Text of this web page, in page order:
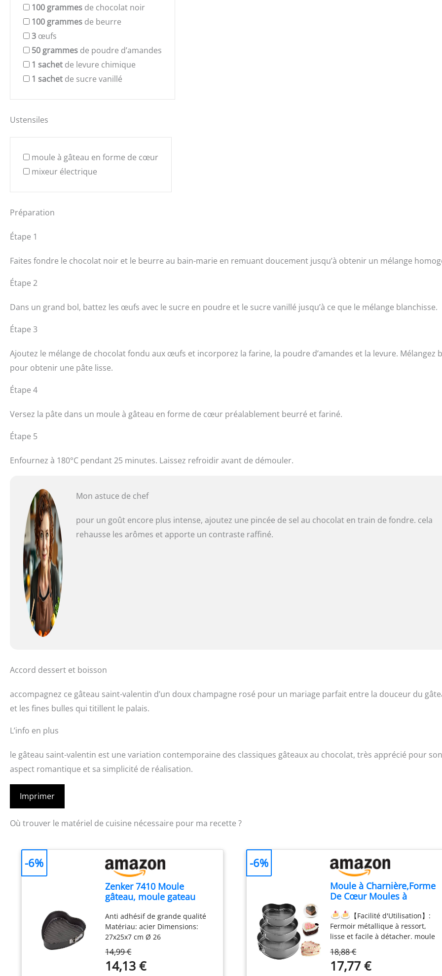
100 grammes de chocolat noir
100 grammes de beurre
3 œufs
50 grammes de poudre d’amandes
1 sachet de levure chimique
1 sachet de sucre vanillé
Ustensiles
moule à gâteau en forme de cœur
mixeur électrique
Préparation
Étape 1
Faites fondre le chocolat noir et le beurre au bain-marie en remuant doucement jusqu’à obtenir un mélange
Étape 2
Dans un grand bol, battez les œufs avec le sucre en poudre et le sucre vanillé jusqu’à ce que le mélange blanchisse.
Étape 3
Ajoutez le mélange de chocolat fondu aux œufs et incorporez la farine, la poudre d’amandes et la levure. Mélangez
pour obtenir une pâte lisse.
Étape 4
Versez la pâte dans un moule à gâteau en forme de cœur préalablement beurré et fariné.
Étape 5
Enfournez à 180°C pendant 25 minutes. Laissez refroidir avant de démouler.
Mon astuce de chef
pour un goût encore plus intense, ajoutez une pincée de sel au chocolat en train de fondre. cela
rehausse les arômes et apporte un contraste raffiné.
Accord dessert et boisson
accompagnez ce gâteau saint-valentin d’un doux champagne rosé pour un mariage parfait entre la douceur du
et les fines bulles qui titillent le palais.
L’info en plus
le gâteau saint-valentin est une variation contemporaine des classiques gâteaux au chocolat, très apprécié pour son
aspect romantique et sa simplicité de réalisation.
Imprimer
Où trouver le matériel de cuisine nécessaire pour ma recette ?
Zenker 7410 Moule
gâteau, moule gateau
moule a patisserie, moule
charniere, moule en
coeur, moule en forme de
coeur, moule gâteau
coeur, Acier, 27 x 25 cm
Anti adhésif de grande qualité
Matériau: acier Dimensions:
27x25x7 cm Ø 26
14,99 €
14,13 €
-6%
Moule à Charnière,Forme
De Cœur Moules à
Amovible à Base De
Ressort Antiadhésif
,Moule à Gâteau Couleur
Noire à Fond Plat,Pour La
Cuisson Gâteau Et
Quiches (20/22/24cm)
【Facilité d'Utilisation】:
Fermoir métallique à ressort,
lisse et facile à détacher. moule
gateau assure une étanchéité
parfaite et ne rouille ni ne se
corrode avec le temps. Les côtés
18,88 €
17,77 €
-6%